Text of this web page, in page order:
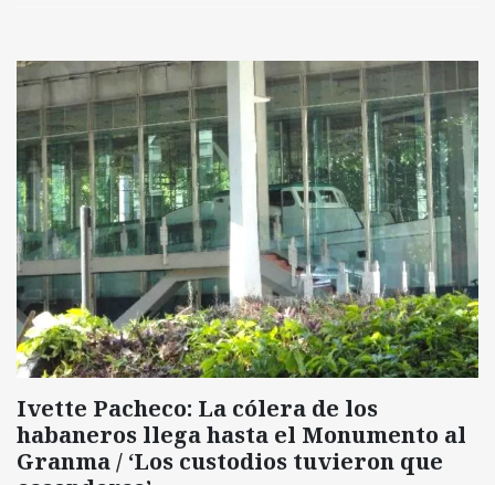
Ivette Pacheco: La cólera de los
habaneros llega hasta el Monumento al
Granma / ‘Los custodios tuvieron que